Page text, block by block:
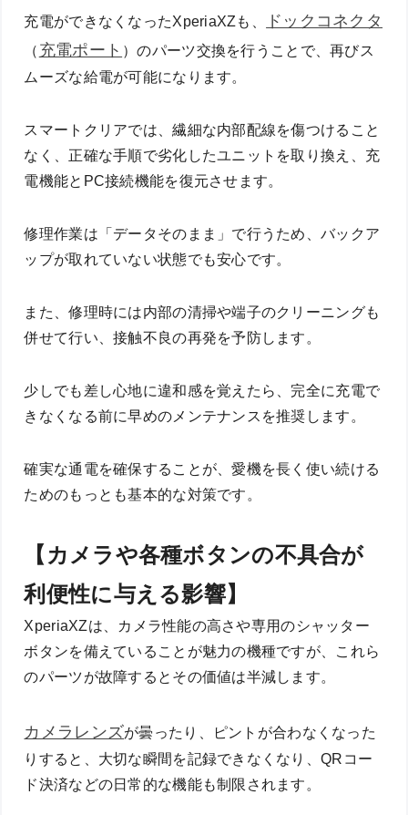
充電ができなくなったXperiaXZも、 ドックコネクタ
（ 充電ポート ）のパーツ交換を行うことで、再びス
ムーズな給電が可能になります。
スマートクリアでは、繊細な内部配線を傷つけること
なく、正確な手順で劣化したユニットを取り換え、充
電機能とPC接続機能を復元させます。
修理作業は「データそのまま」で行うため、バックア
ップが取れていない状態でも安心です。
また、修理時には内部の清掃や端子のクリーニングも
併せて行い、接触不良の再発を予防します。
少しでも差し心地に違和感を覚えたら、完全に充電で
きなくなる前に早めのメンテナンスを推奨します。
確実な通電を確保することが、愛機を長く使い続ける
ためのもっとも基本的な対策です。
【カメラや各種ボタンの不具合が
利便性に与える影響】
XperiaXZは、カメラ性能の高さや専用のシャッター
ボタンを備えていることが魅力の機種ですが、これら
のパーツが故障するとその価値は半減します。
カメラレンズが曇ったり、ピントが合わなくなった
りすると、大切な瞬間を記録できなくなり、QRコー
ド決済などの日常的な機能も制限されます。